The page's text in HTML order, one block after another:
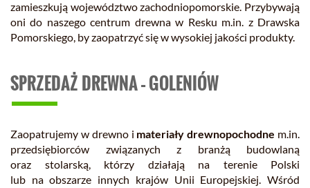
zamieszkują województwo zachodniopomorskie. Przybywają
oni do naszego centrum drewna w Resku m.in. z Drawska
Pomorskiego, by zaopatrzyć się w wysokiej jakości produkty.
SPRZEDAŻ DREWNA – GOLENIÓW
Zaopatrujemy w drewno i materiały drewnopochodne m.in.
przedsiębiorców związanych z branżą budowlaną
oraz stolarską, którzy działają na terenie Polski
lub na obszarze innych krajów Unii Europejskiej. Wśród